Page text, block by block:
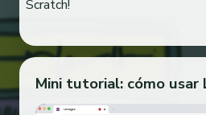
Scratch!
Mini tutorial: cómo usar